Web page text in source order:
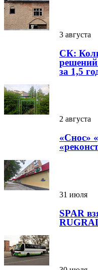
3 августа
СК:
решений
за 1,5
2 августа
«Снос»
31 июля
SPAR